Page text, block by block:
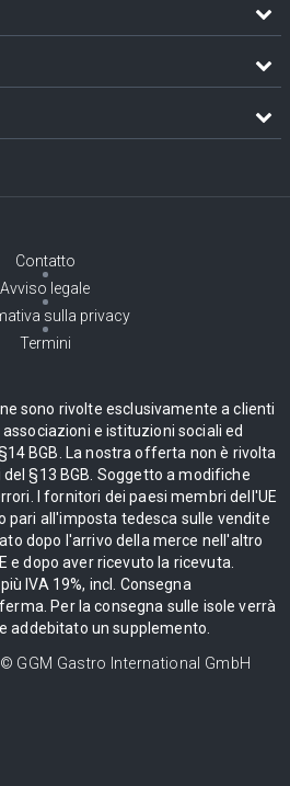
Contatto
Avviso legale
sulla privacy
Termini
sono rivolte esclusivamente a clienti
e istituzioni sociali ed
BGB. La nostra offerta non è rivolta
§13 BGB. Soggetto a modifiche
I fornitori dei paesi membri dell'UE
pari all'imposta tedesca sulle vendite
dopo l'arrivo della merce nell'altro
e dopo aver ricevuto la ricevuta.
IVA 19%, incl. Consegna
Per la consegna sulle isole verrà
addebitato un supplemento.
© GGM Gastro International GmbH